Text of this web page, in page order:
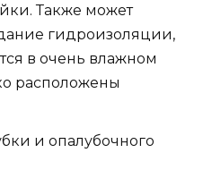
Также может
гидроизоляции,
в очень влажном
расположены
и опалубочного